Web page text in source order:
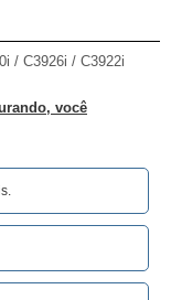
/ C3926i / C3922i
você